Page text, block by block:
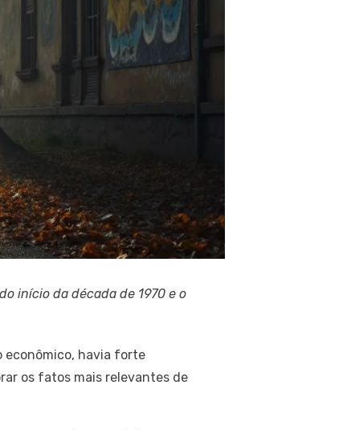
início da década de 1970 e o
econômico, havia forte
os fatos mais relevantes de